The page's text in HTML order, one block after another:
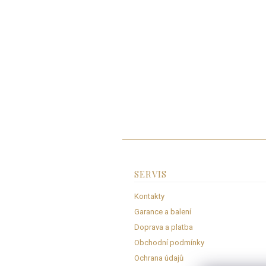
SERVIS
Kontakty
Garance a balení
Doprava a platba
Obchodní podmínky
Ochrana údajů